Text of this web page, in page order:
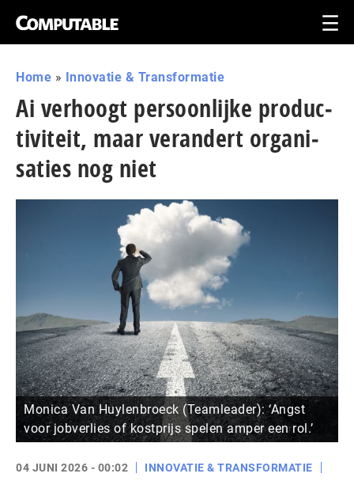
Home » Innovatie & Transformatie
Ai verhoogt per­soon­lij­ke pro­duc­
ti­vi­teit, maar verandert or­ga­ni­
sa­ties nog niet
Monica Van Huylenbroeck (Teamleader): ‘Angst
voor jobverlies of kostprijs spelen amper een rol.’
04 JUNI 2026 - 00:02
INNOVATIE & TRANSFORMATIE